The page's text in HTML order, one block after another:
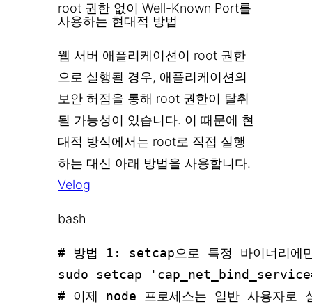
root 권한 없이 Well-Known Port를
사용하는 현대적 방법
웹 서버 애플리케이션이 root 권한
으로 실행될 경우, 애플리케이션의
보안 허점을 통해 root 권한이 탈취
될 가능성이 있습니다. 이 때문에 현
대적 방식에서는 root로 직접 실행
하는 대신 아래 방법을 사용합니다.
Velog
bash
# 방법 1: setcap으로 특정 바이너리에
sudo setcap
# 이제 node 프로세스는 일반 사용자로